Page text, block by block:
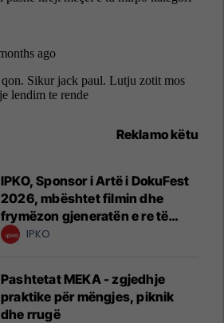
Reklamo këtu
IPKO, Sponsor i Artë i DokuFest
2026, mbështet filmin dhe
frymëzon gjeneratën e re të
krijuesve
IPKO
Pashtetat MEKA - zgjedhje
praktike për mëngjes, piknik
dhe rrugë